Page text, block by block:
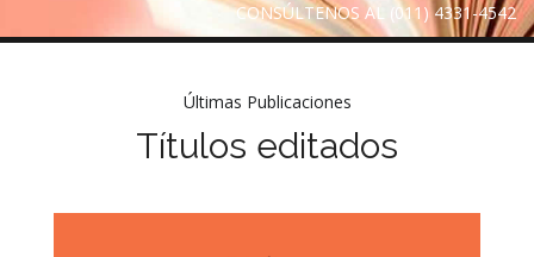
CONSÚLTENOS AL (011) 4331-4542
Últimas Publicaciones
Títulos editados